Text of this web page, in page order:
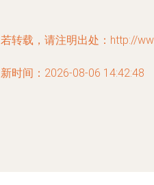
转载，请注明出处：http://
时间：2026-08-06 14:42:48